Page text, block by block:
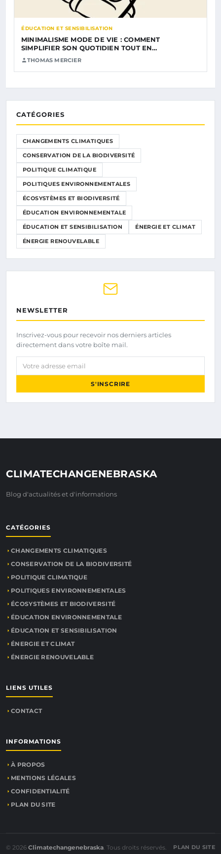
ÉDUCATION ET SENSIBILISATION
MINIMALISME MODE DE VIE : COMMENT
SIMPLIFIER SON QUOTIDIEN TOUT EN…
THOMAS MERCIER
CATÉGORIES
CHANGEMENTS CLIMATIQUES
CONSERVATION DE LA BIODIVERSITÉ
POLITIQUE CLIMATIQUE
POLITIQUES ENVIRONNEMENTALES
ÉCOSYSTÈMES ET BIODIVERSITÉ
ÉDUCATION ENVIRONNEMENTALE
ÉDUCATION ET SENSIBILISATION ÉNERGIE ET CLIMAT
ÉNERGIE RENOUVELABLE
NEWSLETTER
Inscrivez-vous pour recevoir nos derniers articles
directement dans votre boîte mail.
Votre adresse email
S'INSCRIRE
CLIMATECHANGENEBRASKA
Blog d'actualités et d'informations
CATÉGORIES
CHANGEMENTS CLIMATIQUES
CONSERVATION DE LA BIODIVERSITÉ
POLITIQUE CLIMATIQUE
POLITIQUES ENVIRONNEMENTALES
ÉCOSYSTÈMES ET BIODIVERSITÉ
ÉDUCATION ENVIRONNEMENTALE
ÉDUCATION ET SENSIBILISATION
ÉNERGIE ET CLIMAT
ÉNERGIE RENOUVELABLE
LIENS UTILES
CONTACT
INFORMATIONS
À PROPOS
MENTIONS LÉGALES
CONFIDENTIALITÉ
PLAN DU SITE
© 2026 Climatechangenebraska. Tous droits réservés. PLAN DU SITE